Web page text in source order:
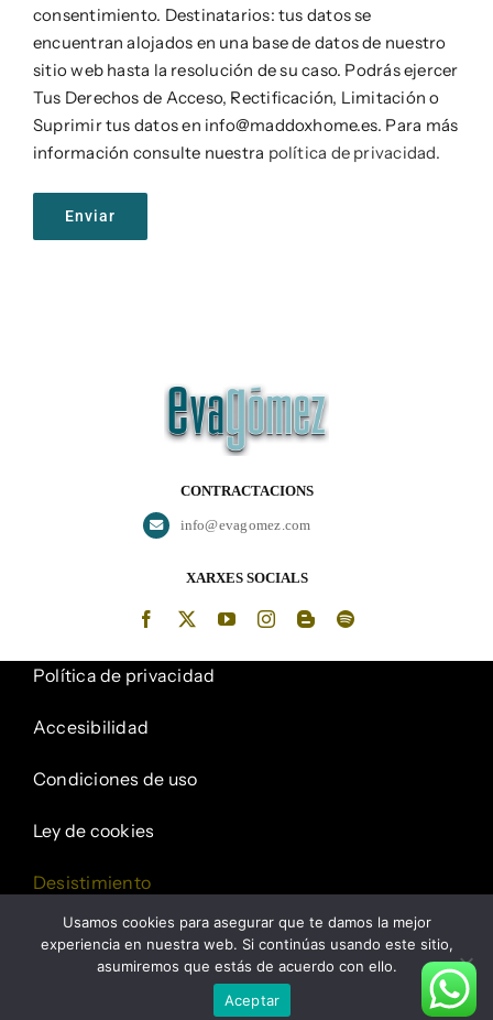
consentimiento. Destinatarios: tus datos se
encuentran alojados en una base de datos de nuestro
sitio web hasta la resolución de su caso. Podrás ejercer
Tus Derechos de Acceso, Rectificación, Limitación o
Suprimir tus datos en info@maddoxhome.es. Para más
información consulte nuestra política de privacidad.
CONTRACTACIONS
info@evagomez.com
XARXES SOCIALS
Política de privacidad
Accesibilidad
Condiciones de uso
Ley de cookies
Desistimiento
Mapa del sitio
Usamos cookies para asegurar que te damos la mejor
experiencia en nuestra web. Si continúas usando este sitio,
asumiremos que estás de acuerdo con ello.
Aceptar